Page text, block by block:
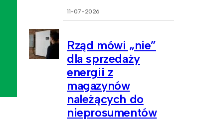
11-07-2026
Rząd mówi „nie”
dla sprzedaży
energii z
magazynów
należących do
nieprosumentów